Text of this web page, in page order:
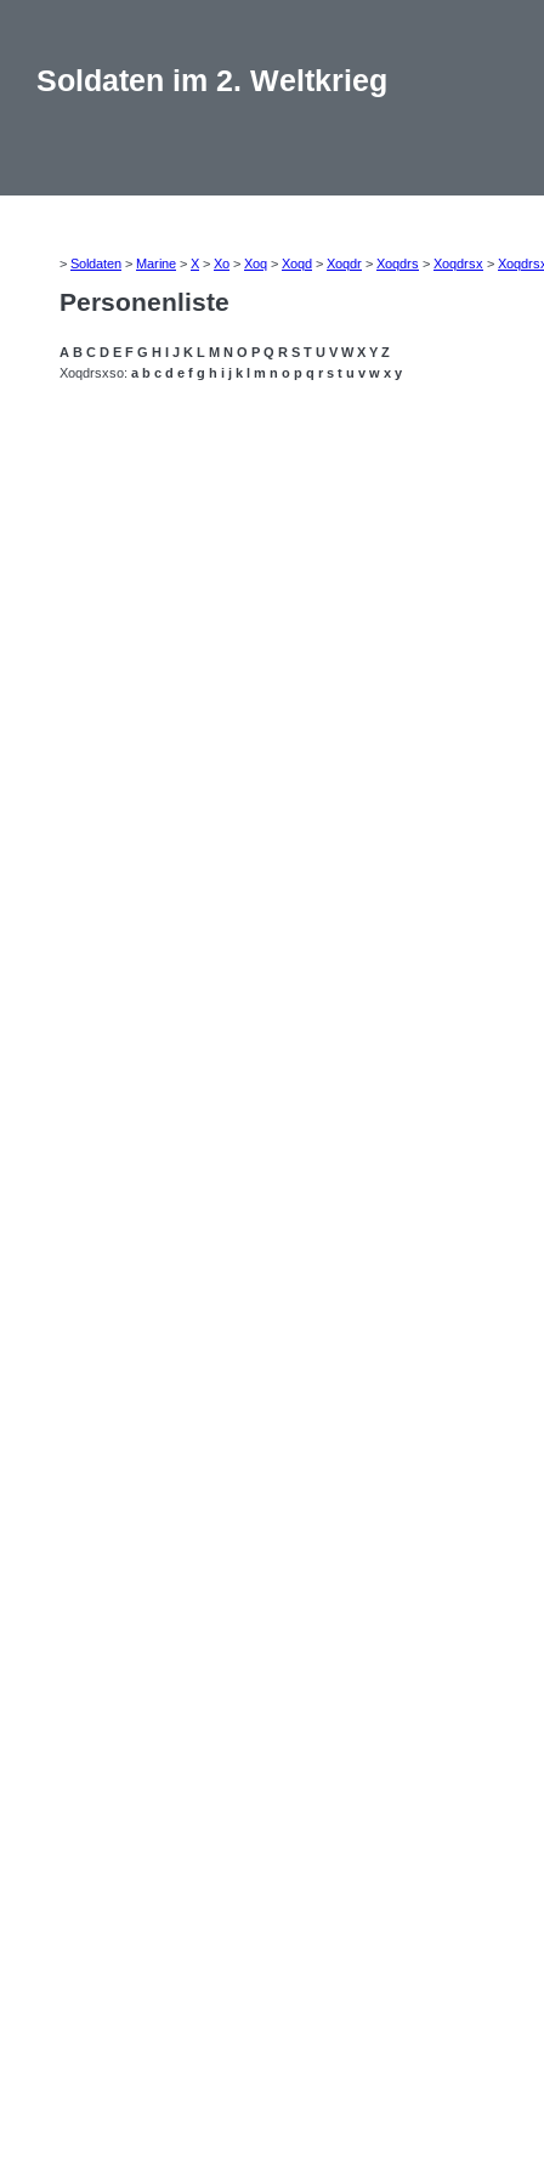
Soldaten im 2. Weltkrieg
> Soldaten > Marine > X > Xo > Xoq > Xoqd > Xoqdr > Xoqdrs > Xoqdrsx >
Personenliste
A B C D E F G H I J K L M N O P Q R S T U V W X Y Z
Xoqdrsxso: a b c d e f g h i j k l m n o p q r s t u v w x y